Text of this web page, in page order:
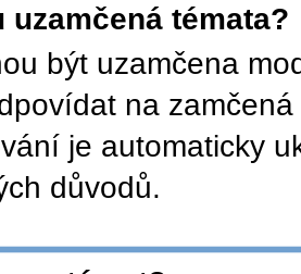
uzamčená témata?
být uzamčena
na
je automaticky
důvodů.